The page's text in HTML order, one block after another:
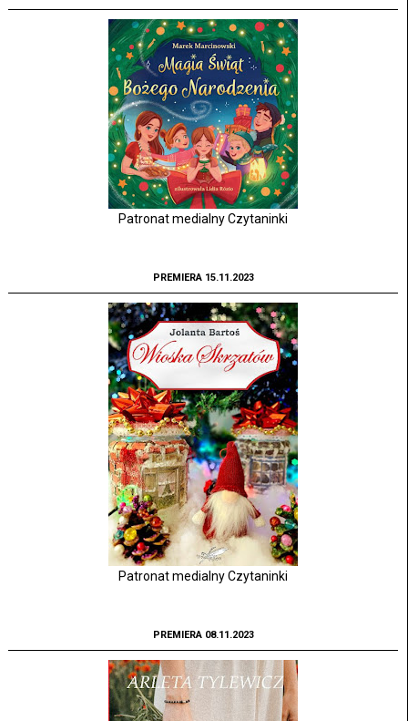
Patronat medialny Czytaninki
PREMIERA 15.11.2023
Patronat medialny Czytaninki
PREMIERA 08.11.2023